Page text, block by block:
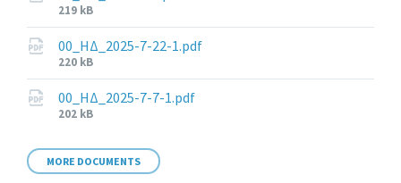
File
size:
219 kB
00_ΗΔ_2025-7-22-1.pdf
File
size:
220 kB
00_ΗΔ_2025-7-7-1.pdf
File
202 kB
MORE DOCUMENTS